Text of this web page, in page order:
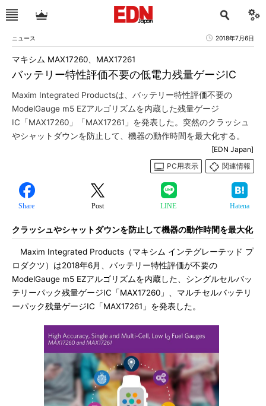
ニュース 2018年7月6日
バッテリー特性評価不要の低電力残量ゲージIC
マキシム MAX17260、MAX17261
Maxim Integrated Productsは、バッテリー特性評価不要の
ModelGauge m5 EZアルゴリズムを内蔵した残量ゲージ
IC「MAX17260」「MAX17261」を発表した。突然のクラッシュ
やシャットダウンを防止して、機器の動作時間を最大化する。
[EDN Japan]
PC用表示
関連情報
Share Post LINE Hatena
クラッシュやシャットダウンを防止して機器の動作時間を最大化
Maxim Integrated Products（マキシム インテグレーテッド プ
ロダクツ）は2018年6月、バッテリー特性評価が不要の
ModelGauge m5 EZアルゴリズムを内蔵した、シングルセルバッ
テリーパック残量ゲージIC「MAX17260」、マルチセルバッテリ
ーパック残量ゲージIC「MAX17261」を発表した。